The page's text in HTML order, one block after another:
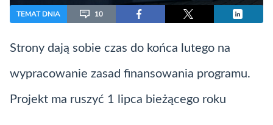
TEMAT DNIA 10
Strony dają sobie czas do końca lutego na
wypracowanie zasad finansowania programu.
Projekt ma ruszyć 1 lipca bieżącego roku